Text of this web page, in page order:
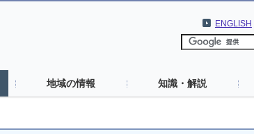
ENGLISH
地域の情報 知識・解説